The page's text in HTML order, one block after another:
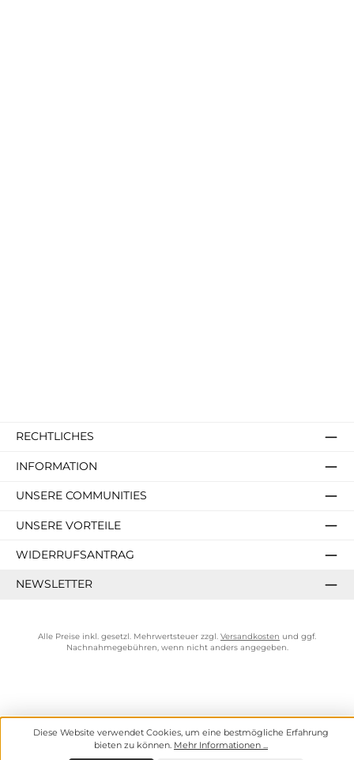
RECHTLICHES
INFORMATION
UNSERE COMMUNITIES
UNSERE VORTEILE
WIDERRUFSANTRAG
NEWSLETTER
Alle Preise inkl. gesetzl. Mehrwertsteuer zzgl. Versandkosten und ggf.
Nachnahmegebühren, wenn nicht anders angegeben.
Diese Website verwendet Cookies, um eine bestmögliche Erfahrung
bieten zu können. Mehr Informationen ...